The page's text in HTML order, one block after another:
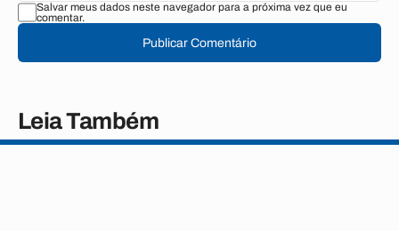
Salvar meus dados neste navegador para a próxima vez que eu
comentar.
Publicar Comentário
Leia Também